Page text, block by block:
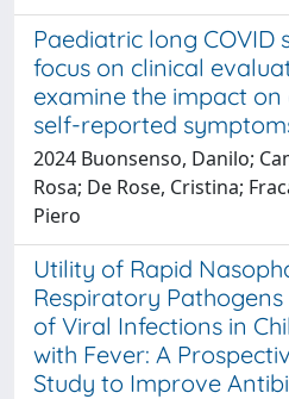
Paediatric long COVID
focus on clinical
examine the impact
self-reported
2024 Buonsenso, Danilo;
Rosa; De Rose, Cristina;
Piero
Utility of Rapid
Respiratory
of Viral Infections in
with Fever: A
Study to Improve